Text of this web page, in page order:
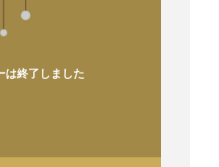
ーションをご紹介いたしま
マーケティングからさらに…
は終了しました